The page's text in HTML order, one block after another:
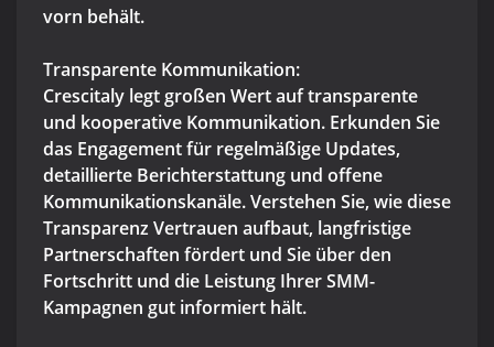
vorn behält.
Transparente Kommunikation:
Crescitaly legt großen Wert auf transparente
und kooperative Kommunikation. Erkunden Sie
das Engagement für regelmäßige Updates,
detaillierte Berichterstattung und offene
Kommunikationskanäle. Verstehen Sie, wie diese
Transparenz Vertrauen aufbaut, langfristige
Partnerschaften fördert und Sie über den
Fortschritt und die Leistung Ihrer SMM-
Kampagnen gut informiert hält.